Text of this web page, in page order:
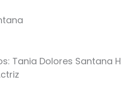
Tania Dolores Santana